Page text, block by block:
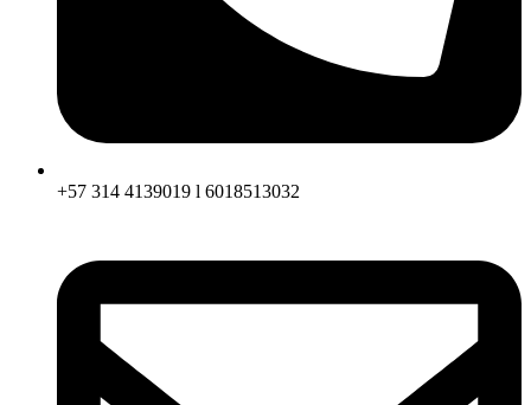
+57 314 4139019 l 6018513032